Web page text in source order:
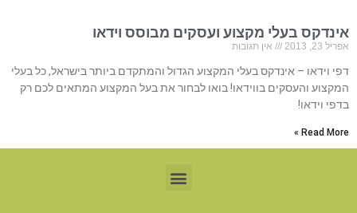
אינדקס בעלי מקצוע ועסקים מבוסס וידאו
אפריל 23, 2013 אין תגובות
דפי וידאו – אינדקס בעלי המקצוע הגדול והמתקדם ביותר בישראל, כל בעלי
המקצוע והעסקים בווידאו! בואו לבחור את בעל המקצוע המתאים לכם רק
בדפי וידאו!
Read More »